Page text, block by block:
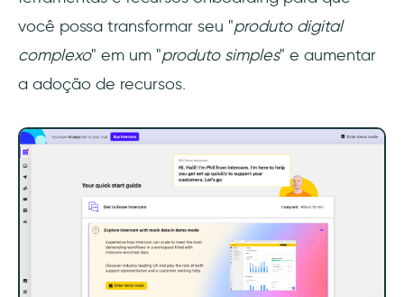
você possa transformar seu "produto digital
complexo" em um "produto simples" e aumentar
a adoção de recursos.